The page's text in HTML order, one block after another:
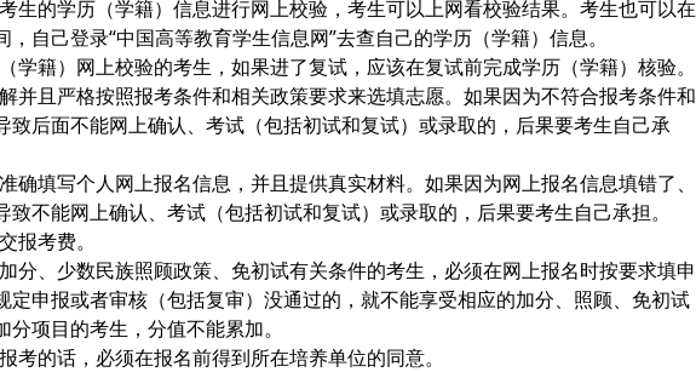
生的学历（学籍）信息进行网上校验，考生可以上网看校验结果。考生也可以在
，自己登录“中国高等教育学生信息网”去查自己的学历（学籍）信息。
学籍）网上校验的考生，如果进了复试，应该在复试前完成学历（学籍）核验。
并且严格按照报考条件和相关政策要求来选填志愿。如果因为不符合报考条件和
致后面不能网上确认、考试（包括初试和复试）或录取的，后果要考生自己承
确填写个人网上报名信息，并且提供真实材料。如果因为网上报名信息填错了、
致不能网上确认、考试（包括初试和复试）或录取的，后果要考生自己承担。
报考费。
分、少数民族照顾政策、免初试有关条件的考生，必须在网上报名时按要求填申
定申报或者审核（包括复审）没通过的，就不能享受相应的加分、照顾、免初试
项目的考生，分值不能累加。
考的话，必须在报名前得到所在培养单位的同意。